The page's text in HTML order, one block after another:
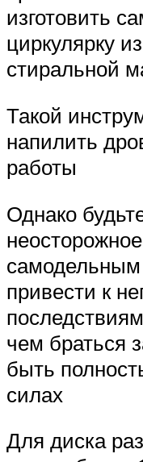
изготовить
циркулярку
стиральной
Такой
напилить
работы
Однако
привести к
чем браться
быть
силах
Для диска